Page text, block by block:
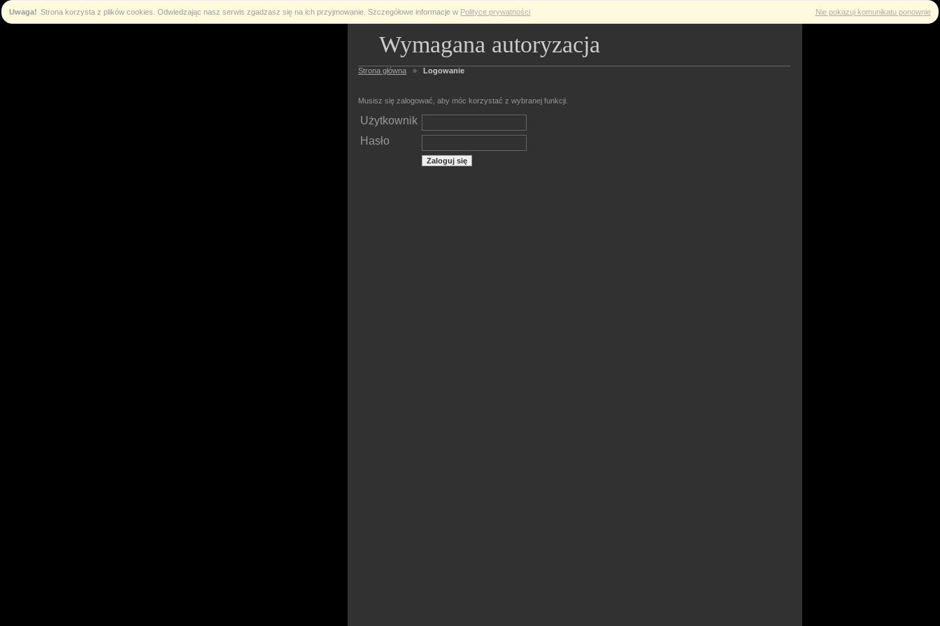
Uwaga! Strona korzysta z plików cookies. Odwiedzając nasz serwis zgadzasz się na ich przyjmowanie. Szczegółowe informacje w Polityce prywatności Nie pokazuj komunikatu ponownie
Wymagana autoryzacja
Strona główna » Logowanie
Musisz się zalogować, aby móc korzystać z wybranej funkcji.
Użytkownik
Hasło